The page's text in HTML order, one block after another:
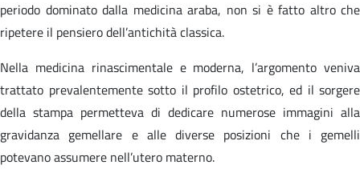
periodo dominato dalla medicina araba, non si è fatto altro che
ripetere il pensiero dell’antichità classica.
Nella medicina rinascimentale e moderna, l’argomento veniva
trattato prevalentemente sotto il profilo ostetrico, ed il sorgere
della stampa permetteva di dedicare numerose immagini alla
gravidanza gemellare e alle diverse posizioni che i gemelli
potevano assumere nell’utero materno.